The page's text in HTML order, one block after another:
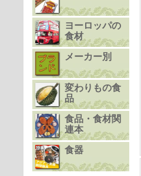
ヨーロッパの
食材
メーカー別
変わりもの食
品
食品・食材関
連本
食器